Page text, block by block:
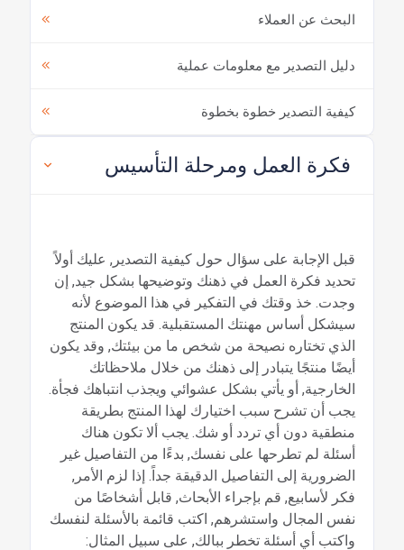
البحث عن العملاء
دليل التصدير مع معلومات عملية
كيفية التصدير خطوة بخطوة
فكرة العمل ومرحلة التأسيس
قبل الإجابة على سؤال حول كيفية التصدير, عليك أولاً
تحديد فكرة العمل في ذهنك وتوضيحها بشكل جيد, إن
وجدت. خذ وقتك في التفكير في هذا الموضوع لأنه
سيشكل أساس مهنتك المستقبلية. قد يكون المنتج
الذي تختاره نصيحة من شخص ما من بيئتك, وقد يكون
أيضًا منتجًا يتبادر إلى ذهنك من خلال ملاحظاتك
الخارجية, أو يأتي بشكل عشوائي ويجذب انتباهك فجأة.
يجب أن تشرح سبب اختيارك لهذا المنتج بطريقة
منطقية دون أي تردد أو شك. يجب ألا تكون هناك
أسئلة لم تطرحها على نفسك, بدءًا من التفاصيل غير
الضرورية إلى التفاصيل الدقيقة جداً. إذا لزم الأمر,
فكر لأسابيع, قم بإجراء الأبحاث, قابل أشخاصًا من
نفس المجال واستشرهم, اكتب قائمة بالأسئلة لنفسك
واكتب أي أسئلة تخطر ببالك, على سبيل المثال: